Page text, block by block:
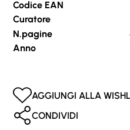
Codice EAN
Curatore
N.pagine
Anno
AGGIUNGI ALLA
CONDIVIDI